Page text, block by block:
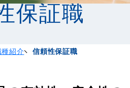
保証職
種紹介 信頼性保証職